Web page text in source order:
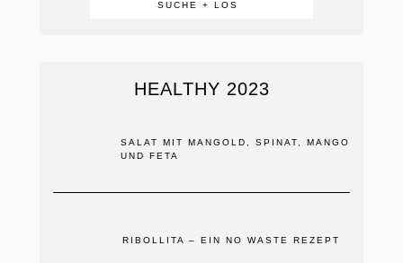
HEALTHY 2023
SALAT MIT MANGOLD, SPINAT, MANGO
UND FETA
RIBOLLITA – EIN NO WASTE REZEPT